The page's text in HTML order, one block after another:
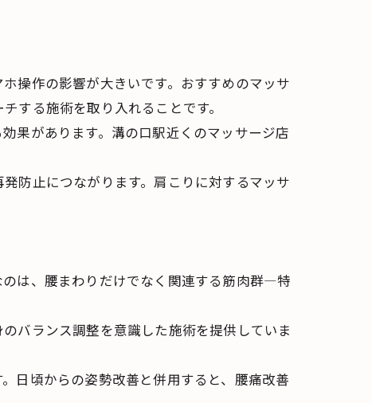
操作の影響が大きいです。おすすめのマッサ
する施術を取り入れることです。
果があります。溝の口駅近くのマッサージ店
防止につながります。肩こりに対するマッサ
は、腰まわりだけでなく関連する筋肉群—特
バランス調整を意識した施術を提供していま
日頃からの姿勢改善と併用すると、腰痛改善